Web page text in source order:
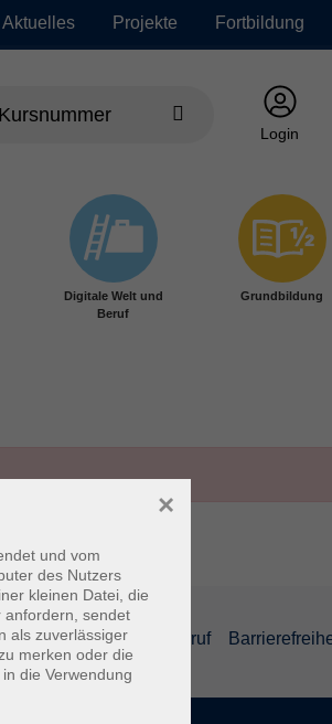
Aktuelles Projekte Fortbildung
Login
Digitale Welt und
Beruf
Grundbildung
AGB und Widerruf
und vom
des Nutzers
kleinen Datei, die
anfordern, sendet
als zuverlässiger
merken oder die
die Verwendung
×